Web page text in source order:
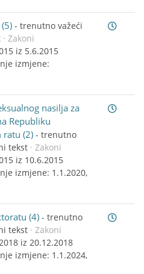
- trenutno važeći
· Zakoni
iz 5.6.2015
izmjene:
nasilja za
Republiku
ratu (2) - trenutno
tekst · Zakoni
iz 10.6.2015
izmjene: 1.1.2020,
(4) - trenutno
tekst · Zakoni
iz 20.12.2018
izmjene: 1.1.2024,